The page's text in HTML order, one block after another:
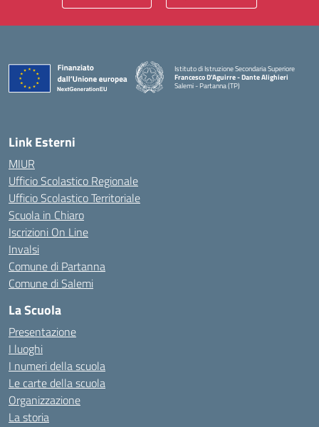
Istituto di Istruzione Secondaria Superiore
Francesco D'Aguirre - Dante Alighieri
Salemi - Partanna (TP)
Link Esterni
MIUR
Ufficio Scolastico Regionale
Ufficio Scolastico Territoriale
Scuola in Chiaro
Iscrizioni On Line
Invalsi
Comune di Partanna
Comune di Salemi
La Scuola
Presentazione
I luoghi
I numeri della scuola
Le carte della scuola
Organizzazione
La storia